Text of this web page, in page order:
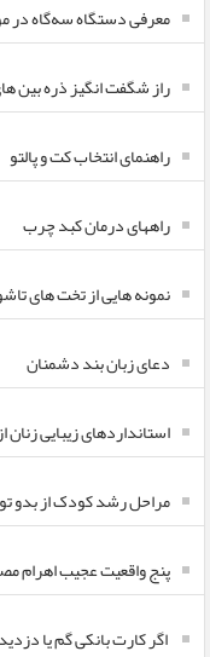
معرفی دستگاه سه‌گاه در
راز شگفت انگیز ذره بین
راهنمای انتخاب کت و پالتو
راههای درمان کبد چرب
نمونه هایی از تخت های
دعای زبان بند دشمنان
استانداردهای زیبایی زنان
مراحل رشد کودک از بدو تولد تا
پنج واقعیت عجیب اهرام
اگر کارت بانکی گم یا